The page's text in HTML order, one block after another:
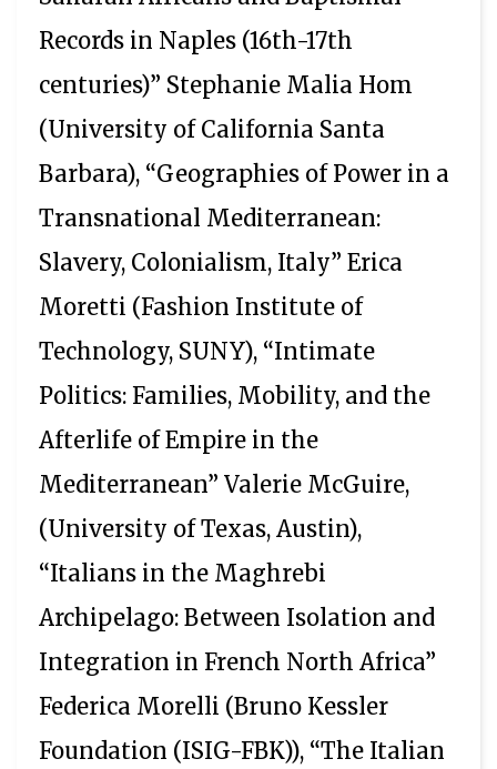
Records in Naples (16th-17th
centuries)” Stephanie Malia Hom
(University of California Santa
Barbara), “Geographies of Power in a
Transnational Mediterranean:
Slavery, Colonialism, Italy” Erica
Moretti (Fashion Institute of
Technology, SUNY), “Intimate
Politics: Families, Mobility, and the
Afterlife of Empire in the
Mediterranean” Valerie McGuire,
(University of Texas, Austin),
“Italians in the Maghrebi
Archipelago: Between Isolation and
Integration in French North Africa”
Federica Morelli (Bruno Kessler
Foundation (ISIG-FBK)), “The Italian